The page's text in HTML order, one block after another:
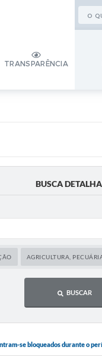
TRANSPARÊNCIA
BUSCA
AGRICULTURA,
BUSCAR
se bloqueados durante o